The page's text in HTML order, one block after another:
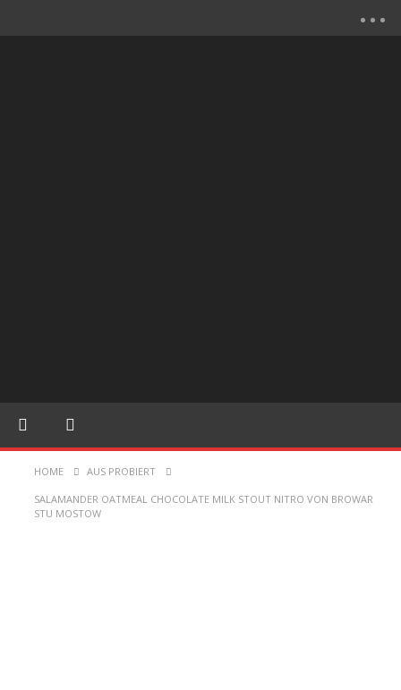
HOME AUS PROBIERT
SALAMANDER OATMEAL CHOCOLATE MILK STOUT NITRO VON BROWAR
STU MOSTOW